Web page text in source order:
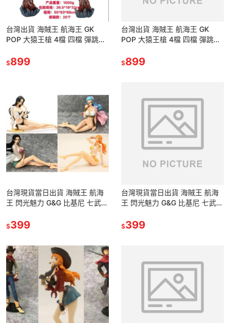
台灣出貨 海賊王 航海王 GK
POP 大猿王槍 4檔 四檔 彈跳人
品 模型 雕像
$899
台灣出貨 海賊王 航海王 GK
POP 大猿王槍 4檔 四檔 彈跳人
品 模型 雕像
$899
台灣現貨當日出貨 海賊王 航海
王 閃光魅力 G&G 比基尼 七武海
薇薇 公仔 景品
$399
台灣現貨當日出貨 海賊王 航海
王 閃光魅力 G&G 比基尼 七武海
薇薇 公仔 景品
$399